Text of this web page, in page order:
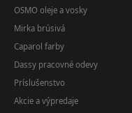
OSMO oleje a vosky
Mirka brúsivá
Caparol farby
Dassy pracovné odevy
Príslušenstvo
Akcie a výpredaje